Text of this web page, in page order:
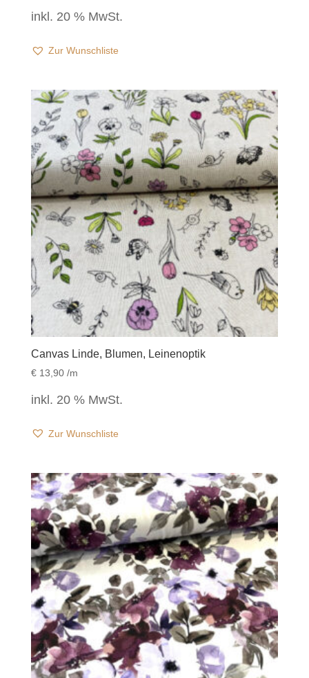
inkl. 20 % MwSt.
Zur Wunschliste
Canvas Linde, Blumen, Leinenoptik
€13,90/m
inkl. 20 % MwSt.
Zur Wunschliste